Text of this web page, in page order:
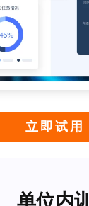
立即试用
单位内训